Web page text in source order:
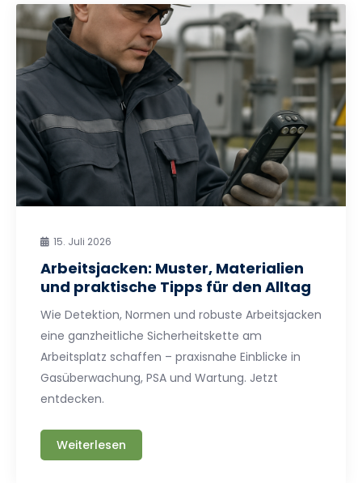
15. Juli 2026
Arbeitsjacken: Muster, Materialien
und praktische Tipps für den Alltag
Wie Detektion, Normen und robuste Arbeitsjacken
eine ganzheitliche Sicherheitskette am
Arbeitsplatz schaffen – praxisnahe Einblicke in
Gasüberwachung, PSA und Wartung. Jetzt
entdecken.
Weiterlesen